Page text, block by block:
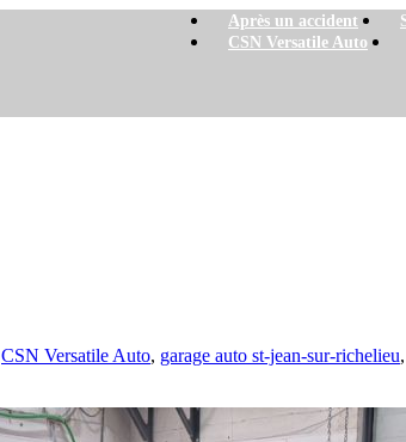
Après un accident
CSN Versatile Auto
CSN Versatile Auto, garage auto st-jean-sur-richelieu,